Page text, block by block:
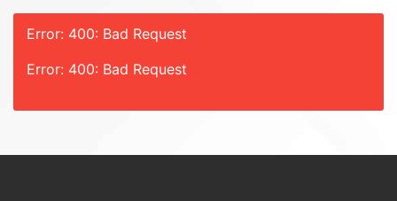
Error: 400: Bad Request
Error: 400: Bad Request